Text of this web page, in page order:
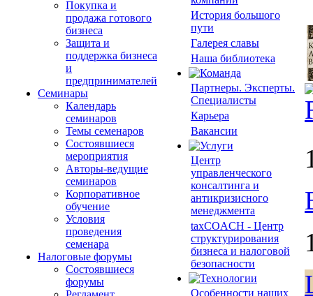
Покупка и
продажа готового
бизнеса
Защита и
поддержка бизнеса
и
предпринимателей
Семинары
Календарь
семинаров
Темы семенаров
Состоявшиеся
мероприятия
Авторы-ведущие
семинаров
Корпоративное
обучение
Условия
проведения
семенара
Налоговые форумы
Состоявшиеся
форумы
История большого
пути
Галерея славы
Наша библиотека
Партнеры. Эксперты.
Специалисты
Карьера
Вакансии
Центр
управленческого
консалтинга и
антикризисного
менеджмента
taxCOACH - Центр
структурирования
бизнеса и налоговой
безопасности
Особенности наших